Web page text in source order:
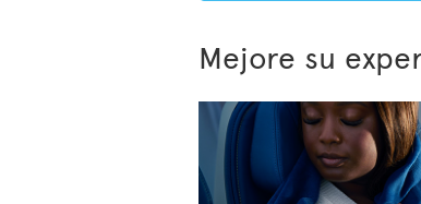
Mejore su